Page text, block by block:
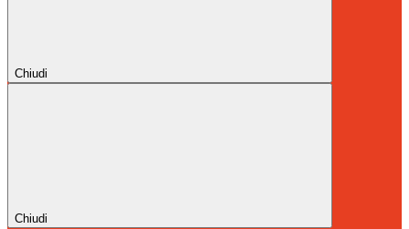
Chiudi
Chiudi